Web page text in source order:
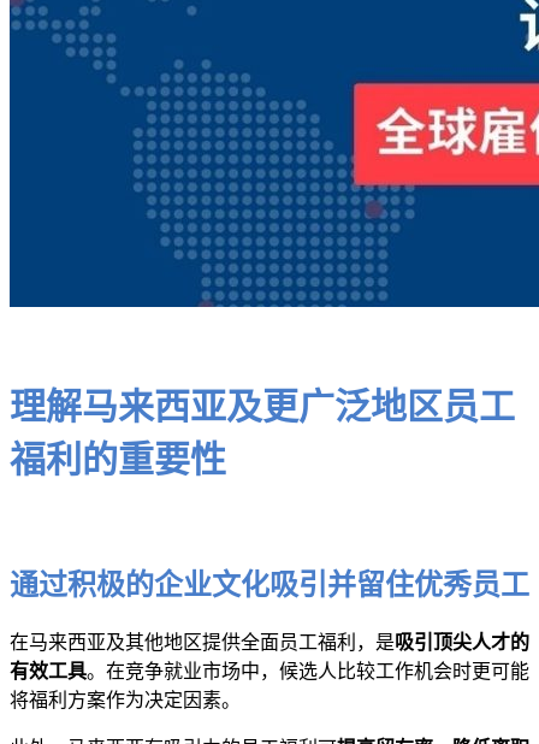
理解马来西亚及更广泛地区员工
福利的重要性
通过积极的企业文化吸引并留住优秀员工
在马来西亚及其他地区提供全面员工福利，是吸引顶尖人才的
有效工具。在竞争就业市场中，候选人比较工作机会时更可能
将福利方案作为决定因素。